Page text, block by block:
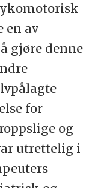
en av
gjøre denne
for
og
utrettelig i